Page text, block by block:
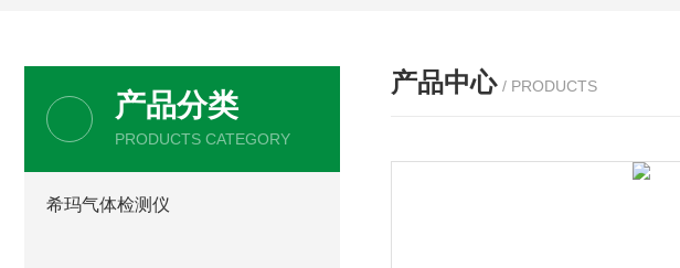
产品分类
PRODUCTS CATEGORY
希玛气体检测仪
产品中心 / PRODUCTS